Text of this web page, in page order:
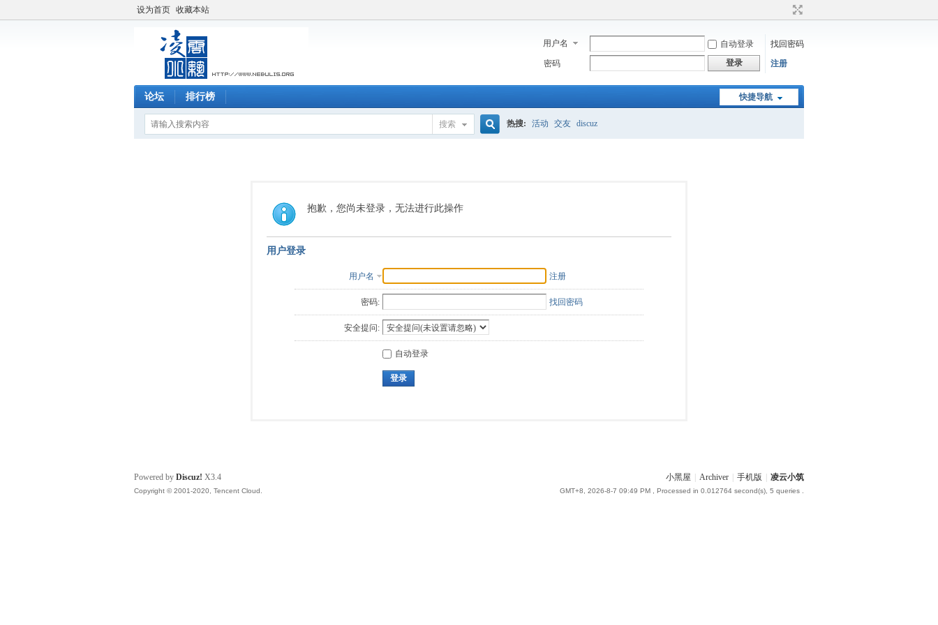
设为首页 收藏本站
用户名 自动登录
找回密码
密码
登录 注册
快捷导航
论坛 排行榜
搜索 热搜: 活动 交友 discuz
抱歉，您尚未登录，无法进行此操作
用户登录
用户名 注册
密码: 找回密码
安全提问:
自动登录
登录
小黑屋 Archiver 手机版 凌云小筑
GMT+8, 2026-8-7 09:49 PM , Processed in 0.012764 second(s), 5 queries .
Powered by Discuz! X3.4
Copyright © 2001-2020, Tencent Cloud.